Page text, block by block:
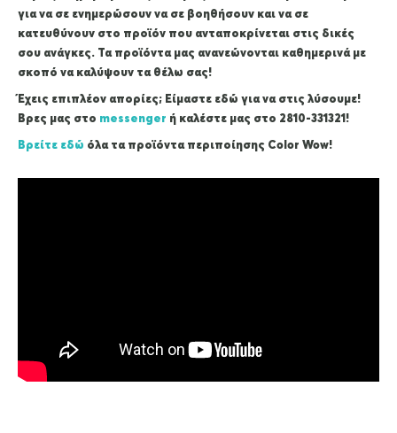
για να σε ενημερώσουν να σε βοηθήσουν και να σε
κατευθύνουν στο προϊόν που ανταποκρίνεται στις δικές
σου ανάγκες. Τα προϊόντα μας ανανεώνονται καθημερινά με
σκοπό να καλύψουν τα θέλω σας!
Έχεις επιπλέον απορίες; Είμαστε εδώ για να στις λύσουμε!
Βρες μας στο messenger ή καλέστε μας στο 2810-331321!
Βρείτε εδώ όλα τα προϊόντα περιποίησης Color Wow!